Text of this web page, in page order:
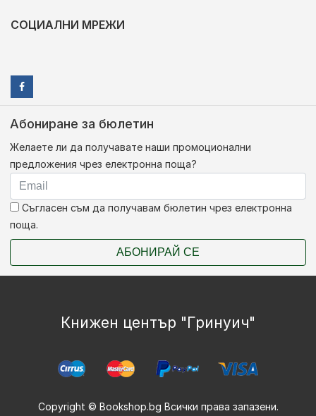
СОЦИАЛНИ МРЕЖИ
Абониране за бюлетин
Желаете ли да получавате наши промоционални
предложения чрез електронна поща?
Съгласен съм да получавам бюлетин чрез електронна
поща.
АБОНИРАЙ СЕ
Книжен център "Гринуич"
Copyright © Bookshop.bg Всички права запазени.